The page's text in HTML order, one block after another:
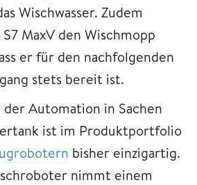
Wischwasser. Zudem
MaxV den Wischmopp
er für den nachfolgenden
stets bereit ist.
Automation in Sachen
ist im Produktportfolio
bisher einzigartig.
nimmt einem